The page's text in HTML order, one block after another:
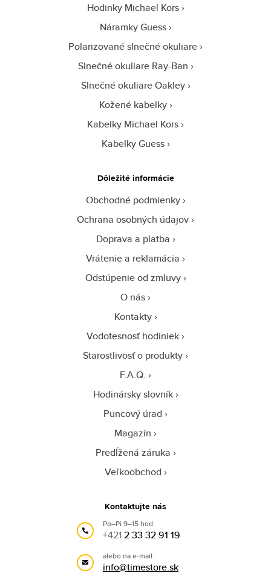
Hodinky Michael Kors
Náramky Guess
Polarizované slnečné okuliare
Slnečné okuliare Ray-Ban
Slnečné okuliare Oakley
Kožené kabelky
Kabelky Michael Kors
Kabelky Guess
Dôležité informácie
Obchodné podmienky
Ochrana osobných údajov
Doprava a platba
Vrátenie a reklamácia
Odstúpenie od zmluvy
O nás
Kontakty
Vodotesnosť hodiniek
Starostlivosť o produkty
F.A.Q.
Hodinársky slovník
Puncový úrad
Magazín
Predĺžená záruka
Veľkoobchod
Kontaktujte nás
Po–Pi 9–15 hod.
+4212 33 32 91 19
alebo na e-mail:
info@timestore.sk